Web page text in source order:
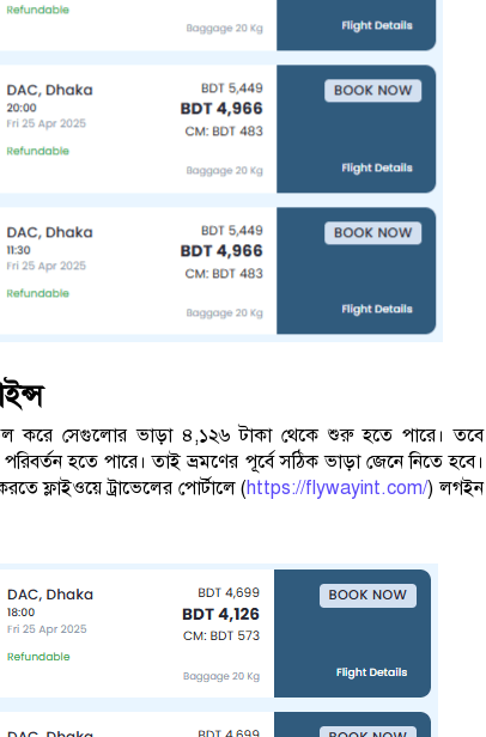
করে সেগুলোর ভাড়া ৪,১২৬ টাকা থেকে শুরু হতে পারে। তবে
হতে পারে। তাই ভ্রমণের পূর্বে সঠিক ভাড়া জেনে নিতে হবে।
ফ্লাইওয়ে ট্রাভেলের পোর্টালে (https://flywayint.com/) লগইন